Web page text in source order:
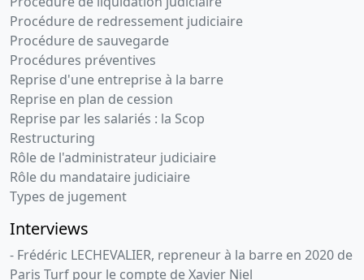
Procédure de redressement judiciaire
Procédure de sauvegarde
Procédures préventives
Reprise d'une entreprise à la barre
Reprise en plan de cession
Reprise par les salariés : la Scop
Restructuring
Rôle de l'administrateur judiciaire
Rôle du mandataire judiciaire
Types de jugement
Interviews
- Frédéric LECHEVALIER, repreneur à la barre en 2020 de
Paris Turf pour le compte de Xavier Niel